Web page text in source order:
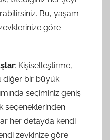
Bu, yaşam
zevklerinize göre
: Kişiselleştirme,
diğer bir büyük
seçiminiz geniş
seçeneklerinden
her detayda kendi
zevkinize göre